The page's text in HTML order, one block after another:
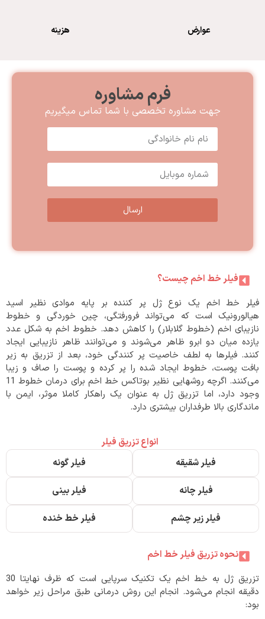
عوارض هزینه
فرم مشاوره
جهت مشاوره تخصصی با شما تماس میگیریم
ارسال
فیلر خط اخم چیست؟
فیلر خط اخم یک نوع ژل پر کننده بر پایه موادی نظیر اسید
هیالورونیک است که می‌تواند فرورفتگی، چین خوردگی و خطوط
نازیبای اخم (خطوط گلابلار) را کاهش دهد. خطوط اخم به شکل عدد
یازده میان دو ابرو ظاهر می‌شوند و می‌توانند ظاهر نازیبایی ایجاد
کنند. فیلرها به لطف خاصیت پر کنندگی خود، بعد از تزریق به زیر
بافت پوست، خطوط ایجاد شده را پر کرده و پوست را صاف و زیبا
می‌کنند. اگرچه روشهایی نظیر بوتاکس خط اخم برای درمان خطوط 11
وجود دارد، اما تزریق ژل به عنوان یک راهکار کاملا موثر، ایمن با
ماندگاری بالا طرفداران بیشتری دارد.
انواع تزریق فیلر
فیلر شقیقه
فیلر گونه
فیلر چانه فیلر بینی
فیلر زیر چشم فیلر خط خنده
نحوه تزریق فیلر خط اخم
تزریق ژل به خط اخم یک تکنیک سرپایی است که ظرف نهایتا 30
دقیقه انجام می‌شود. انجام این روش درمانی طبق مراحل زیر خواهد
بود: